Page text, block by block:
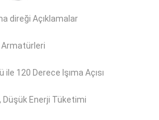
direği Açıklamalar
Armatürleri
120 Derece Işıma Açısı
Düşük Enerji Tüketimi